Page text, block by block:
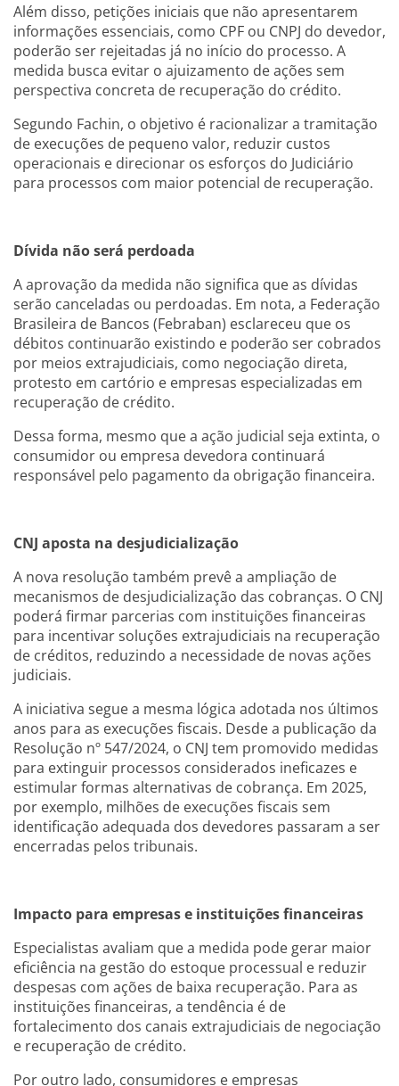
Além disso, petições iniciais que não apresentarem
informações essenciais, como CPF ou CNPJ do devedor,
poderão ser rejeitadas já no início do processo. A
medida busca evitar o ajuizamento de ações sem
perspectiva concreta de recuperação do crédito.
Segundo Fachin, o objetivo é racionalizar a tramitação
de execuções de pequeno valor, reduzir custos
operacionais e direcionar os esforços do Judiciário
para processos com maior potencial de recuperação.
Dívida não será perdoada
A aprovação da medida não significa que as dívidas
serão canceladas ou perdoadas. Em nota, a Federação
Brasileira de Bancos (Febraban) esclareceu que os
débitos continuarão existindo e poderão ser cobrados
por meios extrajudiciais, como negociação direta,
protesto em cartório e empresas especializadas em
recuperação de crédito.
Dessa forma, mesmo que a ação judicial seja extinta, o
consumidor ou empresa devedora continuará
responsável pelo pagamento da obrigação financeira.
CNJ aposta na desjudicialização
A nova resolução também prevê a ampliação de
mecanismos de desjudicialização das cobranças. O CNJ
poderá firmar parcerias com instituições financeiras
para incentivar soluções extrajudiciais na recuperação
de créditos, reduzindo a necessidade de novas ações
judiciais.
A iniciativa segue a mesma lógica adotada nos últimos
anos para as execuções fiscais. Desde a publicação da
Resolução nº 547/2024, o CNJ tem promovido medidas
para extinguir processos considerados ineficazes e
estimular formas alternativas de cobrança. Em 2025,
por exemplo, milhões de execuções fiscais sem
identificação adequada dos devedores passaram a ser
encerradas pelos tribunais.
Impacto para empresas e instituições financeiras
Especialistas avaliam que a medida pode gerar maior
eficiência na gestão do estoque processual e reduzir
despesas com ações de baixa recuperação. Para as
instituições financeiras, a tendência é de
fortalecimento dos canais extrajudiciais de negociação
e recuperação de crédito.
Por outro lado, consumidores e empresas